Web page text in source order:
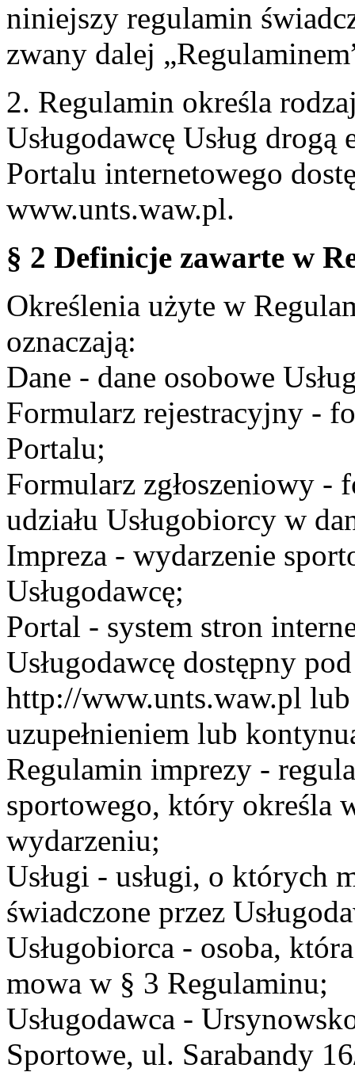
niniejszy regulamin
zwany dalej
2. Regulamin określa
Usługodawcę Usług
Portalu internetowego
www.unts.waw.pl.
§ 2 Definicje zawarte w
Określenia użyte w
oznaczają:
Dane - dane osobowe
Formularz rejestracyjny -
Portalu;
Formularz zgłoszeniowy -
udziału Usługobiorcy w
Impreza - wydarzenie
Usługodawcę;
Portal - system stron
Usługodawcę dostępny
http://www.unts.waw.pl lub
uzupełnieniem lub
Regulamin imprezy -
sportowego, który określa
wydarzeniu;
Usługi - usługi, o których
świadczone przez
Usługobiorca - osoba,
mowa w § 3 Regulaminu;
Usługodawca -
Sportowe, ul. Sarabandy